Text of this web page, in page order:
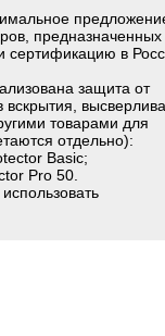
сертификацию в
защита от
товарами для
отдельно):
Basic;
Pro 50.